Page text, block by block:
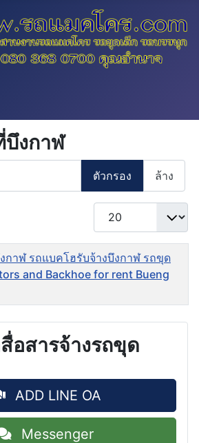
บึงกาฬ
ตัวกรอง ล้าง
แสดง #
กาฬ รถแบคโฮรับจ้างบึงกาฬ รถขุด
and Backhoe for rent Bueng
อสารจ้างรถขุด
ADD LINE OA
Messenger